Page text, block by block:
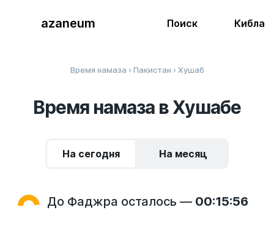
azaneum Поиск Кибла
Время намаза › Пакистан › Хушаб
Время намаза в Хушабе
На сегодня На месяц
До Фаджра осталось — 00:15:55